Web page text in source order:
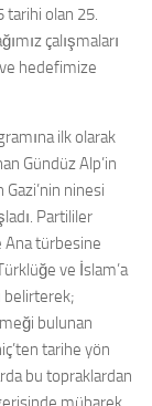
tarihi olan 25.
çalışmaları
hedefimize
ilk olarak
Gündüz Alp’in
ninesi
Partililer
Ana türbesine
ve İslam’a
belirterek;
bulunan
tarihe yön
bu topraklardan